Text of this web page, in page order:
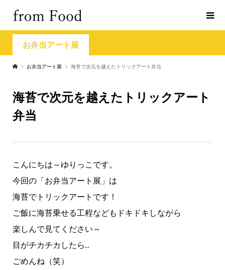
お弁当アート展
お弁当アート展 海苔で次元を越えたトリックアート弁当
海苔で次元を越えたトリックアート
弁当
こんにちは～ゆりっこです。
今回の「お弁当アート展」は
海苔でトリックアートです！
ご飯に海苔乗せる工程などもドキドキしながら
楽しんで見てください～
目がチカチカしたら‥
ごめんね（笑）